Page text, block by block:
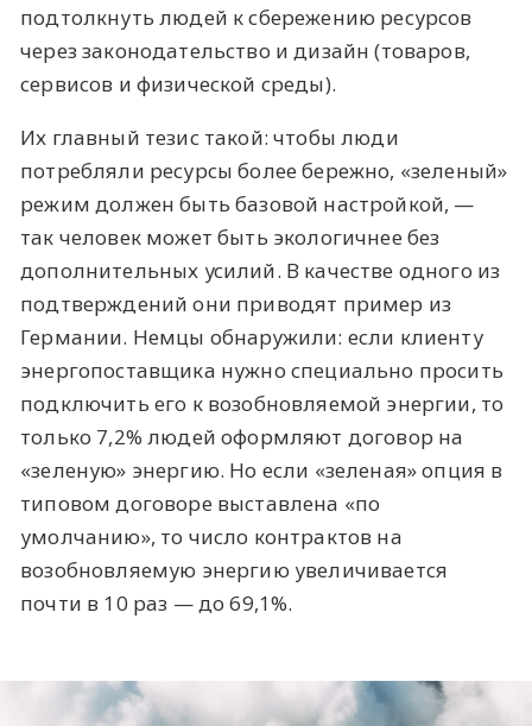
подтолкнуть людей к сбережению ресурсов
через законодательство и дизайн (товаров,
сервисов и физической среды).
Их главный тезис такой: чтобы люди
потребляли ресурсы более бережно, «зеленый»
режим должен быть базовой настройкой, —
так человек может быть экологичнее без
дополнительных усилий. В качестве одного из
подтверждений они приводят пример из
Германии. Немцы обнаружили: если клиенту
энергопоставщика нужно специально просить
подключить его к возобновляемой энергии, то
только 7,2% людей оформляют договор на
«зеленую» энергию. Но если «зеленая» опция в
типовом договоре выставлена «по
умолчанию», то число контрактов на
возобновляемую энергию увеличивается
почти в 10 раз — до 69,1%.